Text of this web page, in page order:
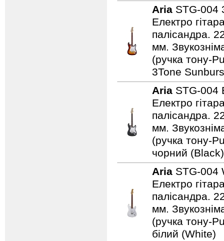
Aria STG-004
Електро
палісандра.
мм.
(ручка тону-
3Tone
Aria STG-004
Електро
палісандра.
мм.
(ручка тону-
чорний
Aria STG-004
Електро
палісандра.
мм.
(ручка тону-
білий (White)